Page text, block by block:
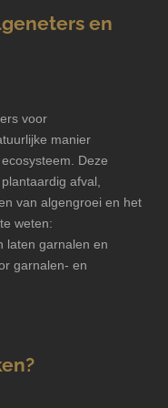
en
voor
manier
Deze
afval,
van algengroei en het
weten:
laten garnalen en
garnalen‑ en